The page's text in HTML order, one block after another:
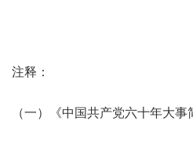
注释：
（一）《中国共产党六十年大事